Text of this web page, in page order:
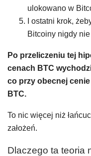
ulokowano w
I ostatni krok,
Bitcoiny nigdy nie
Po przeliczeniu tej
cenach BTC
co przy obecnej cenie
BTC.
To nic więcej niż
założeń.
Dlaczego ta teoria